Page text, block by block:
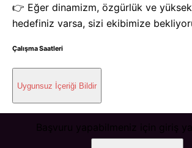
👉 Eğer dinamizm, özgürlük ve
hedefiniz varsa, sizi ekibimize
Çalışma Saatleri
Uygunsuz İçeriği Bildir